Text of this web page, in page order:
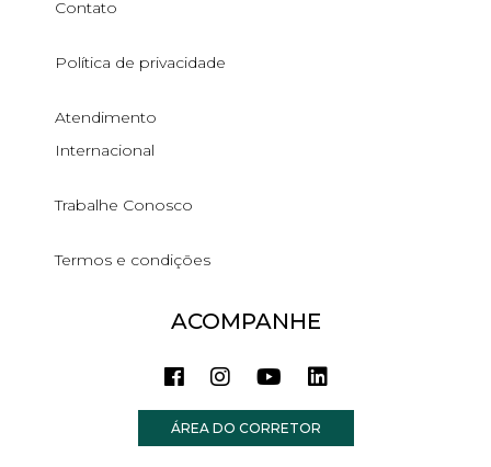
Contato
Política de privacidade
Atendimento
Internacional
Trabalhe Conosco
Termos e condições
ACOMPANHE
ÁREA DO CORRETOR